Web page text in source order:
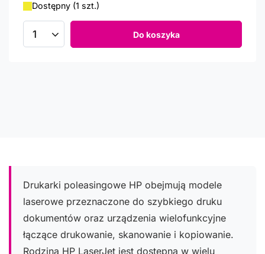
Dostępny (1 szt.)
Ilość produktów Do koszyka
Drukarki poleasingowe HP obejmują modele
laserowe przeznaczone do szybkiego druku
dokumentów oraz urządzenia wielofunkcyjne
łączące drukowanie, skanowanie i kopiowanie.
Rodzina HP LaserJet jest dostępna w wielu